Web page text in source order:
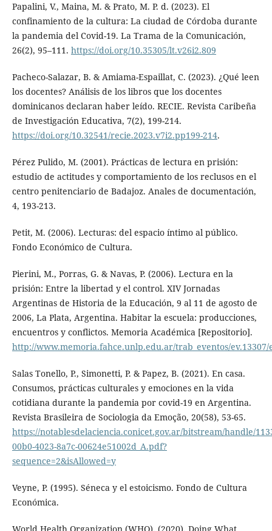
Papalini, V., Maina, M. & Prato, M. P. d. (2023). El
confinamiento de la cultura: La ciudad de Córdoba durante
la pandemia del Covid-19. La Trama de la Comunicación,
26(2), 95–111. https://doi.org/10.35305/lt.v26i2.809
Pacheco-Salazar, B. & Amiama-Espaillat, C. (2023). ¿Qué leen
los docentes? Análisis de los libros que los docentes
dominicanos declaran haber leído. RECIE. Revista Caribeña
de Investigación Educativa, 7(2), 199-214.
https://doi.org/10.32541/recie.2023.v7i2.pp199-214.
Pérez Pulido, M. (2001). Prácticas de lectura en prisión:
estudio de actitudes y comportamiento de los reclusos en el
centro penitenciario de Badajoz. Anales de documentación,
4, 193-213.
Petit, M. (2006). Lecturas: del espacio íntimo al público.
Fondo Económico de Cultura.
Pierini, M., Porras, G. & Navas, P. (2006). Lectura en la
prisión: Entre la libertad y el control. XIV Jornadas
Argentinas de Historia de la Educación, 9 al 11 de agosto de
2006, La Plata, Argentina. Habitar la escuela: producciones,
encuentros y conflictos. Memoria Académica [Repositorio].
http://www.memoria.fahce.unlp.edu.ar/trab_eventos/ev.13307/
Salas Tonello, P., Simonetti, P. & Papez, B. (2021). En casa.
Consumos, prácticas culturales y emociones en la vida
cotidiana durante la pandemia por covid-19 en Argentina.
Revista Brasileira de Sociologia da Emoção, 20(58), 53-65.
https://notablesdelaciencia.conicet.gov.ar/bitstream/handle/
00b0-4023-8a7c-00624e51002d_A.pdf?
sequence=2&isAllowed=y
Veyne, P. (1995). Séneca y el estoicismo. Fondo de Cultura
Económica.